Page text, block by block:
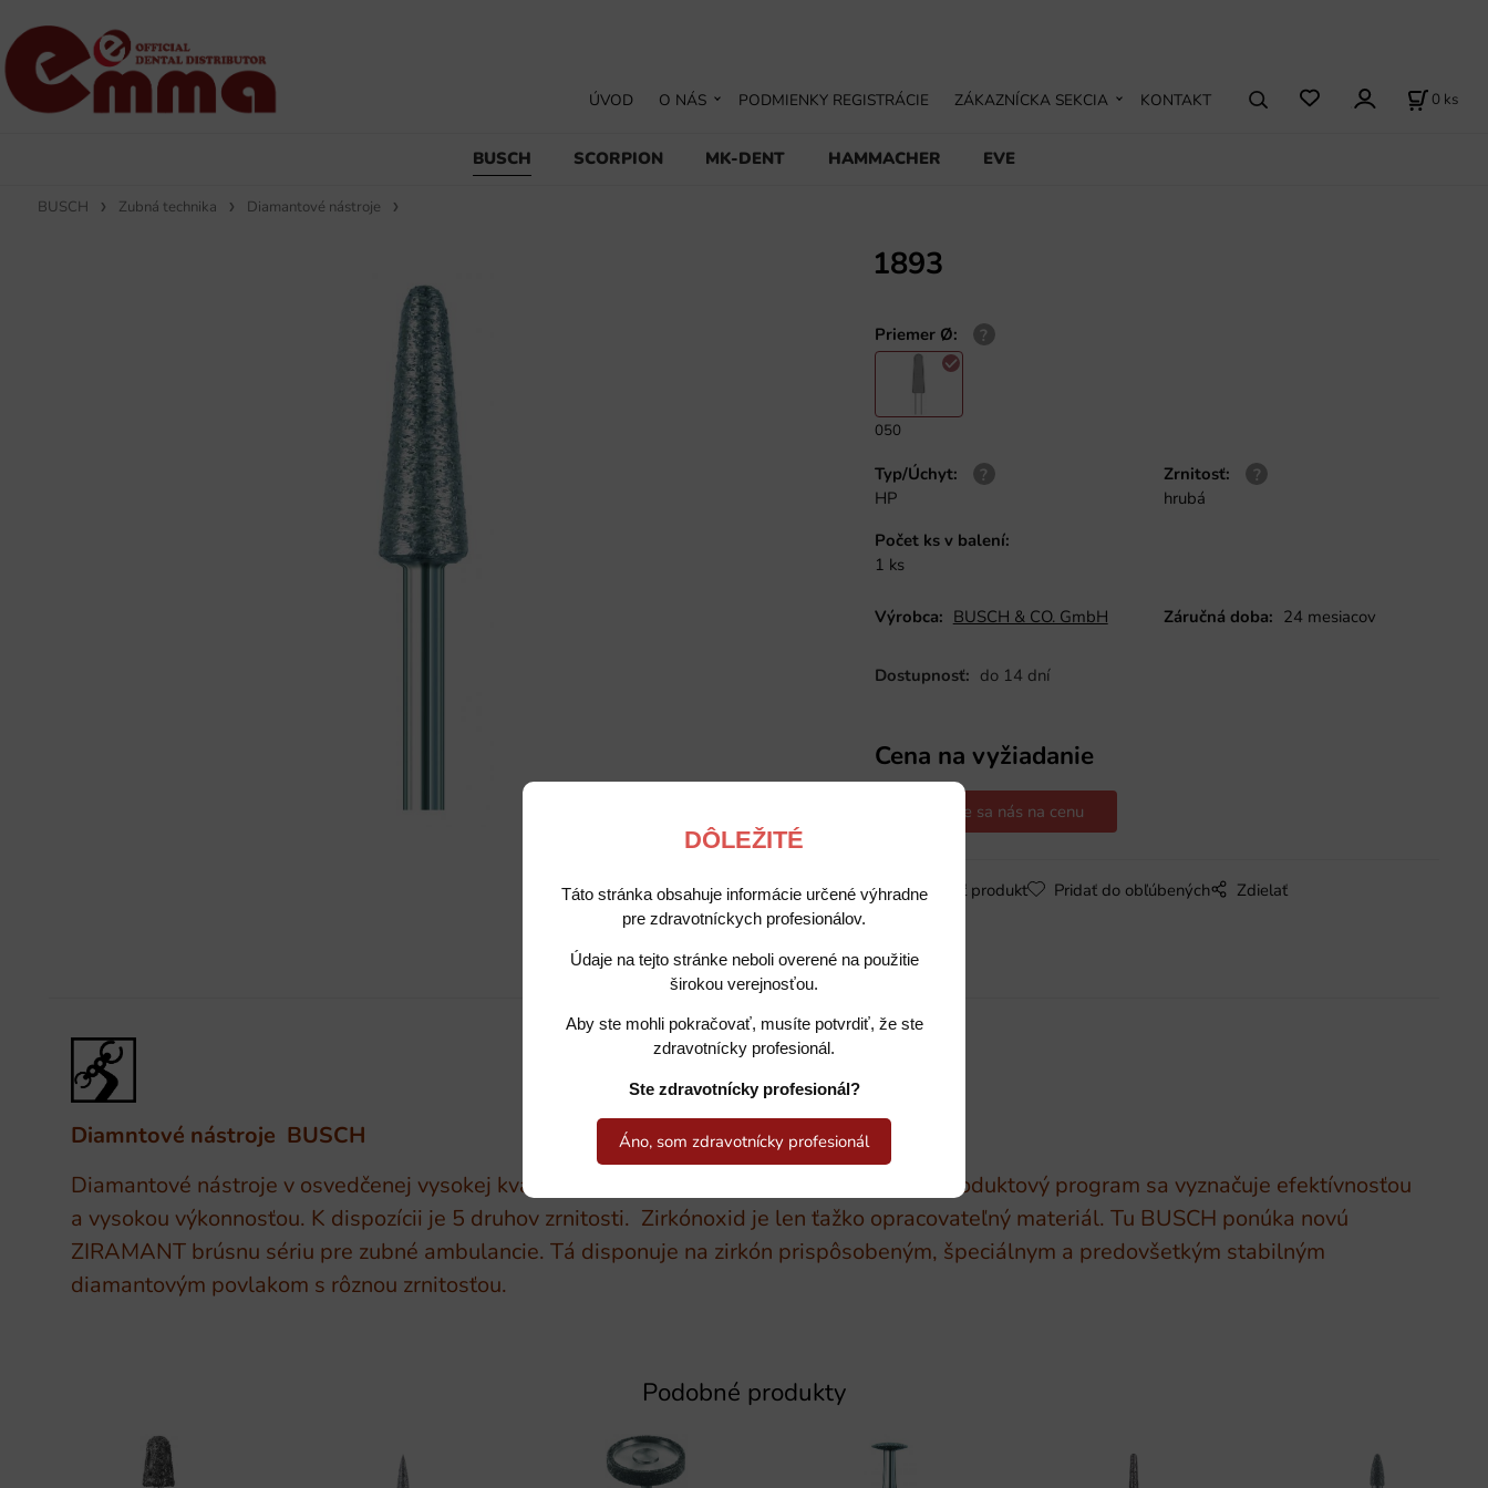
DÔLEŽITÉ
Táto stránka obsahuje informácie určené výhradne
pre zdravotníckych profesionálov.
Údaje na tejto stránke neboli overené na použitie
širokou verejnosťou.
Aby ste mohli pokračovať, musíte potvrdiť, že ste
zdravotnícky profesionál.
Ste zdravotnícky profesionál?
Áno, som zdravotnícky profesionál
BUSCH SCORPION MK-DENT HAMMACHER EVE
ÚVOD O NÁS PODMIENKY REGISTRÁCIE ZÁKAZNÍCKA SEKCIA KONTAKT 0 ks
BUSCH Zubná technika Diamantové nástroje
1893
Priemer Ø:
050
Typ/Úchyt:
HP
Zrnitosť:
hrubá
Počet ks v balení:
1 ks
Výrobca: BUSCH & CO. GmbH Záručná doba: 24 mesiacov
Dostupnosť: do 14 dní
Cena na vyžiadanie
Opýtajte sa nás na cenu
Sledovať produkt Pridať do obľúbených Zdielať
Popis Potrebujete poradiť?
Diamntové nástroje BUSCH
Diamantové nástroje v osvedčenej vysokej kvalite BUSCH. Najvyššia precíznosť. Tento produktový program sa vyznačuje efektívnosťou
a vysokou výkonnosťou. K dispozícii je 5 druhov zrnitosti. Zirkónoxid je len ťažko opracovateľný materiál. Tu BUSCH ponúka novú
ZIRAMANT brúsnu sériu pre zubné ambulancie. Tá disponuje na zirkón prispôsobeným, špeciálnym a predovšetkým stabilným
diamantovým povlakom s rôznou zrnitosťou.
Podobné produkty